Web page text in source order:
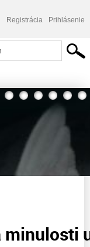
Registrácia Prihlásenie
minulosti